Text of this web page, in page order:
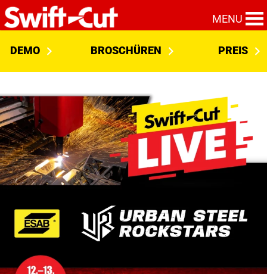
MENU
DEMO BROSCHÜREN PREIS